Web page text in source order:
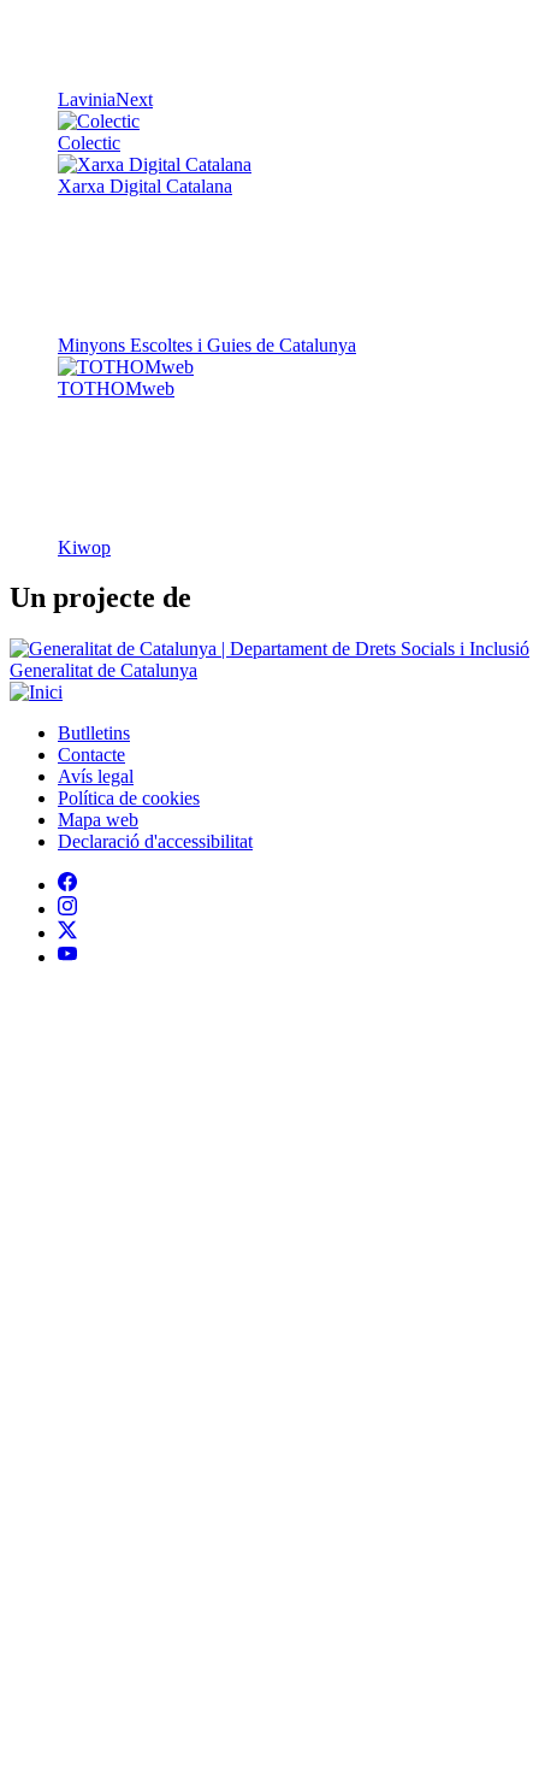
LaviniaNext
Colectic
Xarxa Digital Catalana
Minyons Escoltes i Guies de Catalunya
TOTHOMweb
Kiwop
Un projecte de
Generalitat de Catalunya
Peu
Butlletins
Contacte
Avís legal
Política de cookies
Mapa web
Declaració d'accessibilitat